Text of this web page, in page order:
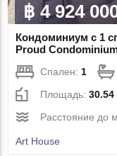
฿ 4 924
Кондоминиум с 1
Proud
Спален: 1
Площадь:30.54
Расстояние до
Art House